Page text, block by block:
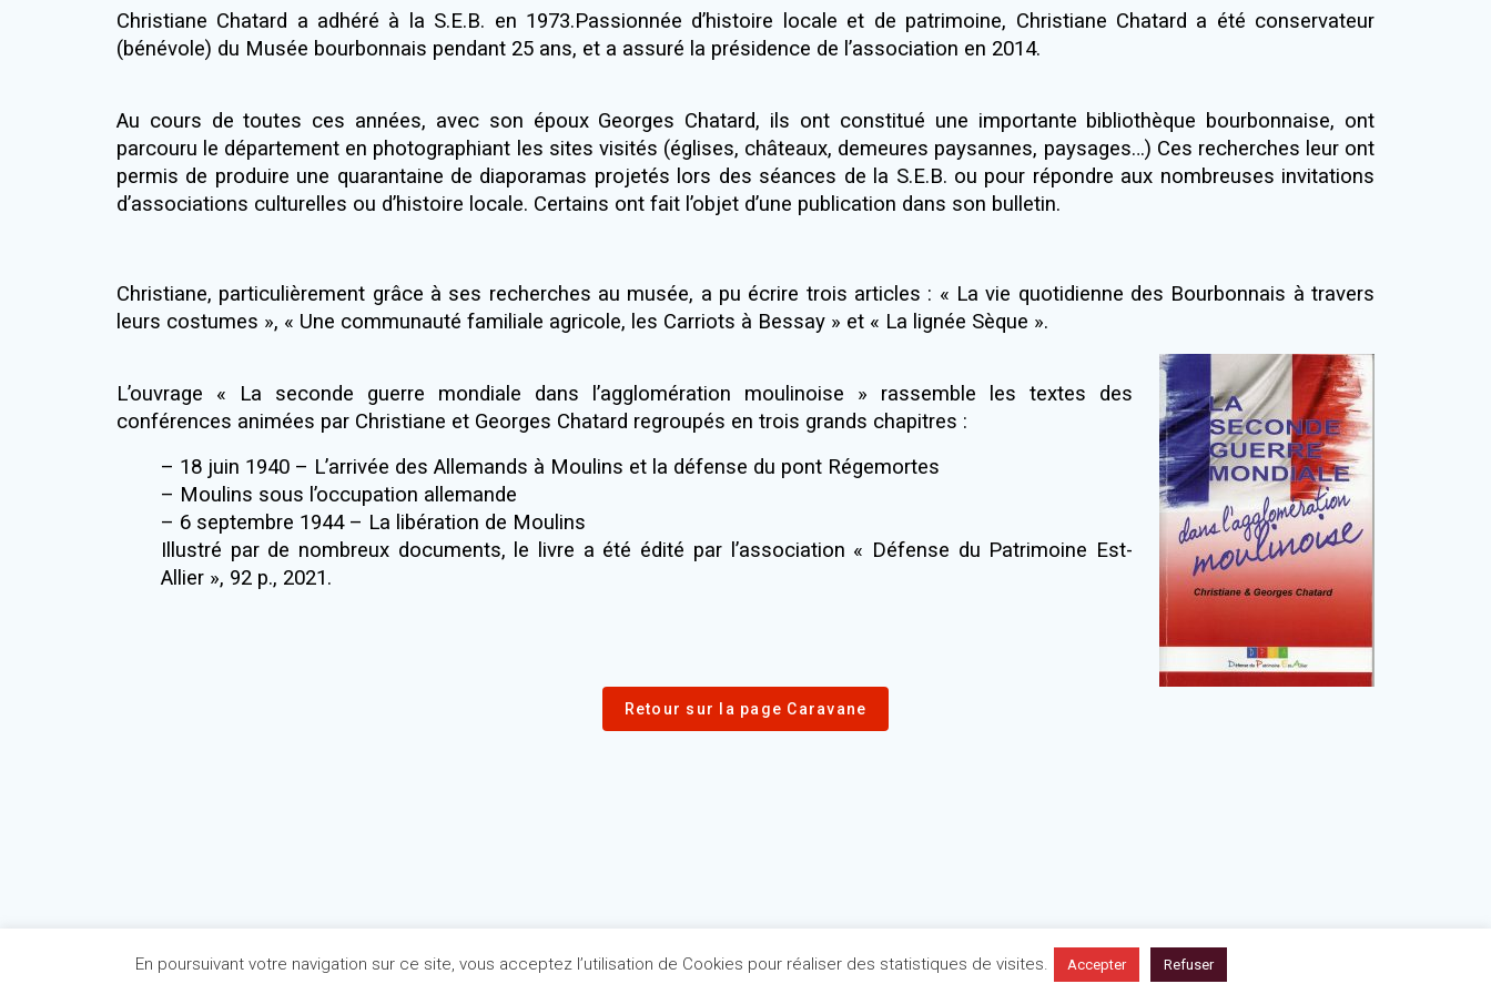
Christiane Chatard a adhéré à la S.E.B. en 1973.Passionnée d’histoire locale et de patrimoine, Christiane Chatard a été conservateur
(bénévole) du Musée bourbonnais pendant 25 ans, et a assuré la présidence de l’association en 2014.
Au cours de toutes ces années, avec son époux Georges Chatard, ils ont constitué une importante bibliothèque bourbonnaise, ont
parcouru le département en photographiant les sites visités (églises, châteaux, demeures paysannes, paysages…) Ces recherches leur ont
permis de produire une quarantaine de diaporamas projetés lors des séances de la S.E.B. ou pour répondre aux nombreuses invitations
d’associations culturelles ou d’histoire locale. Certains ont fait l’objet d’une publication dans son bulletin.
Christiane, particulièrement grâce à ses recherches au musée, a pu écrire trois articles : « La vie quotidienne des Bourbonnais à travers
leurs costumes », « Une communauté familiale agricole, les Carriots à Bessay » et « La lignée Sèque ».
L’ouvrage « La seconde guerre mondiale dans l’agglomération moulinoise » rassemble les textes des
conférences animées par Christiane et Georges Chatard regroupés en trois grands chapitres :
– 18 juin 1940 – L’arrivée des Allemands à Moulins et la défense du pont Régemortes
– Moulins sous l’occupation allemande
– 6 septembre 1944 – La libération de Moulins
Illustré par de nombreux documents, le livre a été édité par l’association « Défense du Patrimoine Est-
Allier », 92 p., 2021.
Retour sur la page Caravane
En poursuivant votre navigation sur ce site, vous acceptez l’utilisation de Cookies pour réaliser des statistiques de visites. Accepter Refuser